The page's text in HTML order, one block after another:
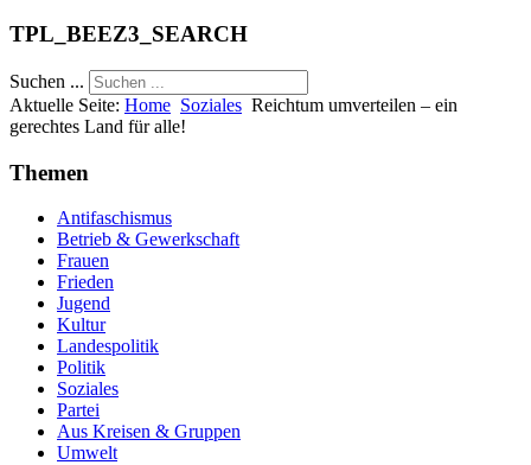
TPL_BEEZ3_SEARCH
Suchen ...
Aktuelle Seite: Home Soziales Reichtum umverteilen – ein
gerechtes Land für alle!
Themen
Antifaschismus
Betrieb & Gewerkschaft
Frauen
Frieden
Jugend
Kultur
Landespolitik
Politik
Soziales
Partei
Aus Kreisen & Gruppen
Umwelt